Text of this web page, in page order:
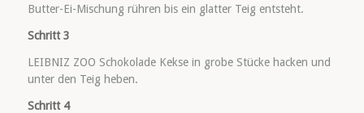
Butter-Ei-Mischung rühren bis ein glatter Teig entsteht.
Schritt 3
LEIBNIZ ZOO Schokolade Kekse in grobe Stücke hacken und
unter den Teig heben.
Schritt 4